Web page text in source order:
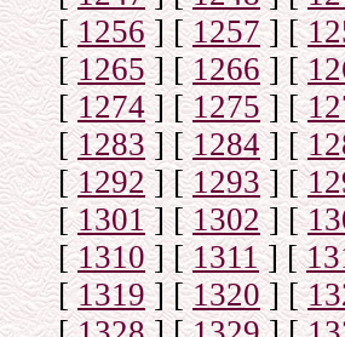
[1256] [1257] [
[1265] [1266] [
[1274] [1275] [
[1283] [1284] [
[1292] [1293] [
[1301] [1302] [
[1310] [1311] [
[1319] [1320] [